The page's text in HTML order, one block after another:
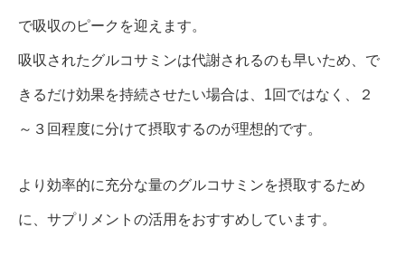
で吸収のピークを迎えます。
吸収されたグルコサミンは代謝されるのも早いため、で
きるだけ効果を持続させたい場合は、1回ではなく、２
～３回程度に分けて摂取するのが理想的です。
より効率的に充分な量のグルコサミンを摂取するため
に、サプリメントの活用をおすすめしています。